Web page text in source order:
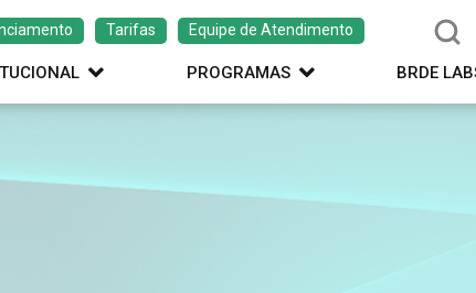
Tarifas Equipe de Atendimento
PROGRAMAS BRDE